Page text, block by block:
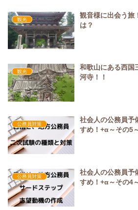
観光
観音様に出会う旅
は？
観光
和歌山にある西国
河寺！！
公務員対策
社会人の公務員予
すめ！+α～その5
公務員対策
社会人の公務員予
すめ！+α～その4